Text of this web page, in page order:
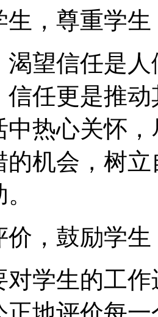
生，尊重学生
渴望信任是
信任更是推
中热心关怀
的机会，树
价，鼓励学生
对学生的工